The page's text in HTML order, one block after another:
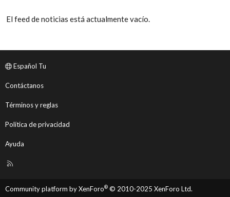
El feed de noticias está actualmente vacío.
Español Tu
Contáctanos
Términos y reglas
Política de privacidad
Ayuda
R
Community platform by XenForo® © 2010-2025 XenForo Ltd.